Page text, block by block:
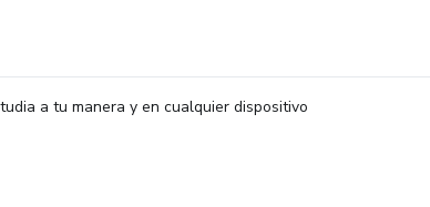
a tu manera y en cualquier dispositivo